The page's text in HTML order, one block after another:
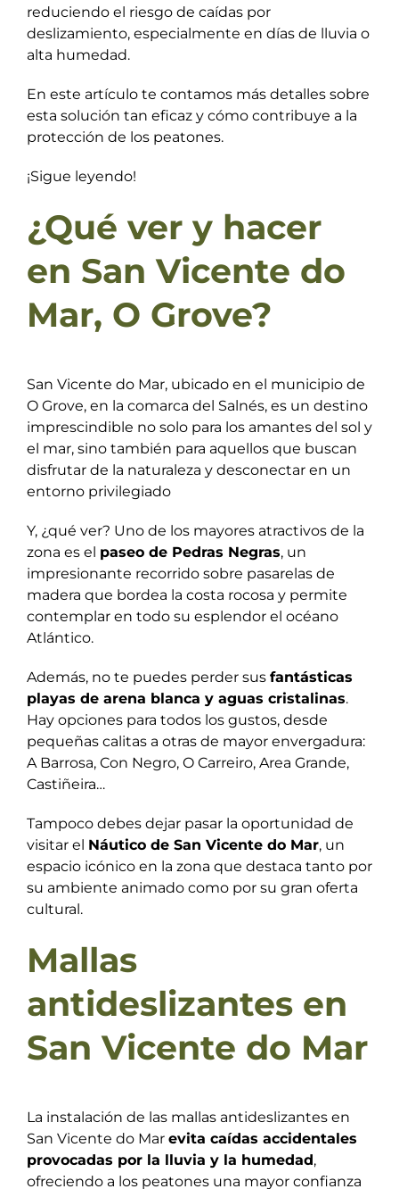
reduciendo el riesgo de caídas por
deslizamiento, especialmente en días de lluvia o
alta humedad.
En este artículo te contamos más detalles sobre
esta solución tan eficaz y cómo contribuye a la
protección de los peatones.
¡Sigue leyendo!
¿Qué ver y hacer
en San Vicente do
Mar, O Grove?
San Vicente do Mar, ubicado en el municipio de
O Grove, en la comarca del Salnés, es un destino
imprescindible no solo para los amantes del sol y
el mar, sino también para aquellos que buscan
disfrutar de la naturaleza y desconectar en un
entorno privilegiado
Y, ¿qué ver? Uno de los mayores atractivos de la
zona es el paseo de Pedras Negras, un
impresionante recorrido sobre pasarelas de
madera que bordea la costa rocosa y permite
contemplar en todo su esplendor el océano
Atlántico.
Además, no te puedes perder sus fantásticas
playas de arena blanca y aguas cristalinas.
Hay opciones para todos los gustos, desde
pequeñas calitas a otras de mayor envergadura:
A Barrosa, Con Negro, O Carreiro, Area Grande,
Castiñeira…
Tampoco debes dejar pasar la oportunidad de
visitar el Náutico de San Vicente do Mar, un
espacio icónico en la zona que destaca tanto por
su ambiente animado como por su gran oferta
cultural.
Mallas
antideslizantes en
San Vicente do Mar
La instalación de las mallas antideslizantes en
San Vicente do Mar evita caídas accidentales
provocadas por la lluvia y la humedad,
ofreciendo a los peatones una mayor confianza